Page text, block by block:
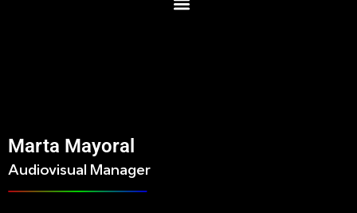
Marta Mayoral
Audiovisual Manager